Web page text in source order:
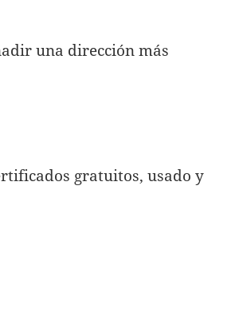
una dirección más
gratuitos, usado y